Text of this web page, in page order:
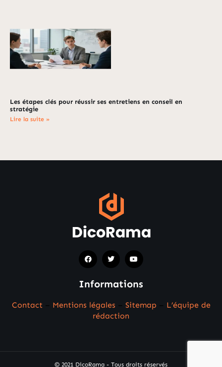
Les étapes clés pour réussir ses entretiens en conseil en
stratégie
Lire la suite »
Informations
Contact Mentions légales Sitemap
L’équipe de
rédaction
© 2021 DicoRama - Tous droits réservés